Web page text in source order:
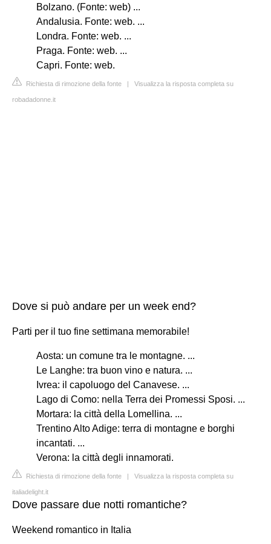
Bolzano. (Fonte: web) ...
Andalusia. Fonte: web. ...
Londra. Fonte: web. ...
Praga. Fonte: web. ...
Capri. Fonte: web.
Richiesta di rimozione della fonte | Visualizza la risposta completa su
robadadonne.it
Dove si può andare per un week end?
Parti per il tuo fine settimana memorabile!
Aosta: un comune tra le montagne. ...
Le Langhe: tra buon vino e natura. ...
Ivrea: il capoluogo del Canavese. ...
Lago di Como: nella Terra dei Promessi Sposi. ...
Mortara: la città della Lomellina. ...
Trentino Alto Adige: terra di montagne e borghi
incantati. ...
Verona: la città degli innamorati.
Richiesta di rimozione della fonte | Visualizza la risposta completa su
italiadelight.it
Dove passare due notti romantiche?
Weekend romantico in Italia